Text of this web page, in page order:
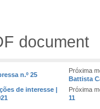
document
n.º 25
Próxima
Battista
de interesse |
Próxima
11